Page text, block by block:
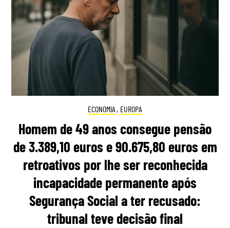
ECONOMIA , EUROPA
Homem de 49 anos consegue pensão
de 3.389,10 euros e 90.675,80 euros em
retroativos por lhe ser reconhecida
incapacidade permanente após
Segurança Social a ter recusado:
tribunal teve decisão final